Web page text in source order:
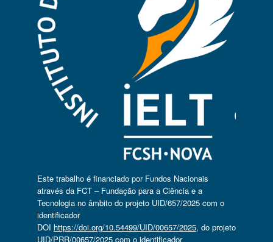
Este trabalho é financiado por Fundos Nacionais
através da FCT – Fundação para a Ciência e a
Tecnologia no âmbito do projeto UID/657/2025 com o
identificador
DOI https://doi.org/10.54499/UID/00657/2025, do projeto
UID/PRR/00657/2025 com o identificador